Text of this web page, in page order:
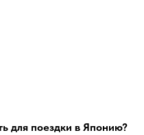
для поездки в Японию?